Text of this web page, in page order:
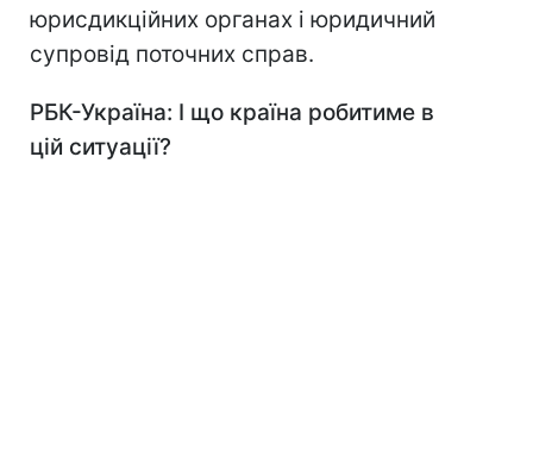
юрисдикційних органах і юридичний
супровід поточних справ.
РБК-Україна: І що країна робитиме в
цій ситуації?